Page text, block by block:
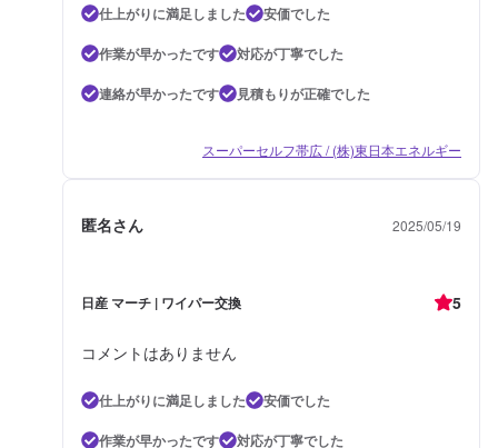
仕上がりに満足しました
安価でした
作業が早かったです
対応が丁寧でした
連絡が早かったです
見積もりが正確でした
スーパーセルフ帯広 / (株)東日本エネルギー
匿名さん 2025/05/19
日産 マーチ | ワイパー交換 5
コメントはありません
仕上がりに満足しました
安価でした
作業が早かったです
対応が丁寧でした